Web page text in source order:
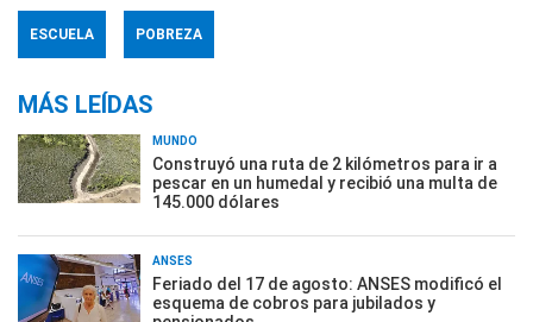
ESCUELA POBREZA
MÁS LEÍDAS
MUNDO
Construyó una ruta de 2 kilómetros para ir a
pescar en un humedal y recibió una multa de
145.000 dólares
ANSES
Feriado del 17 de agosto: ANSES modificó el
esquema de cobros para jubilados y